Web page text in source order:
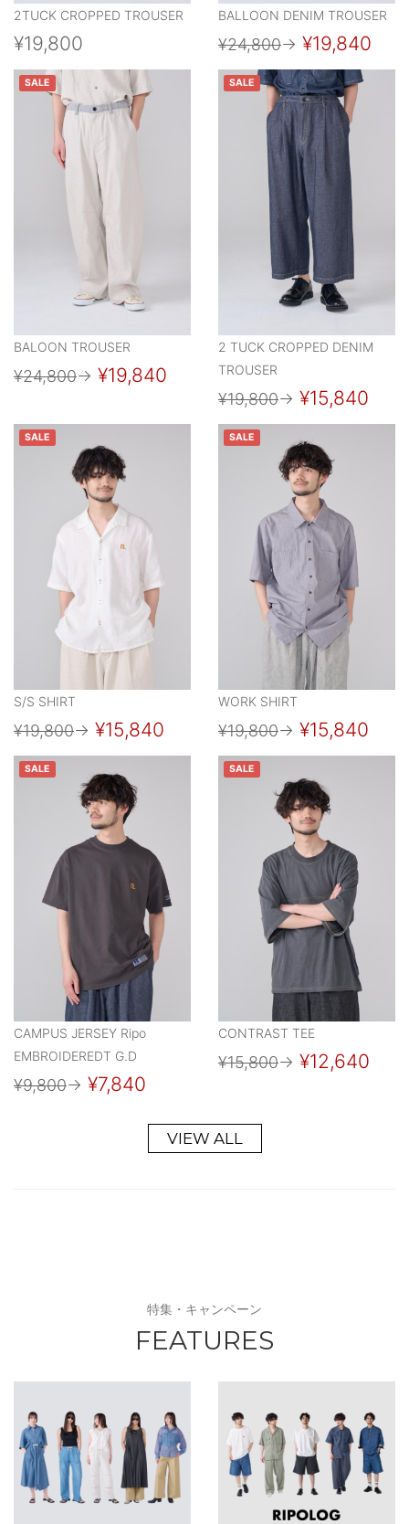
2TUCK CROPPED TROUSER
¥19,800
BALLOON DENIM TROUSER
¥24,800→ ¥19,840
SALE
BALOON TROUSER
¥24,800→ ¥19,840
SALE
2 TUCK CROPPED DENIM
TROUSER
¥19,800→ ¥15,840
SALE
S/S SHIRT
¥19,800→ ¥15,840
SALE
WORK SHIRT
¥19,800→ ¥15,840
SALE
CAMPUS JERSEY Ripo
EMBROIDEREDT G.D
¥9,800→ ¥7,840
SALE
CONTRAST TEE
¥15,800→ ¥12,640
VIEW ALL
特集・キャンペーン
FEATURES